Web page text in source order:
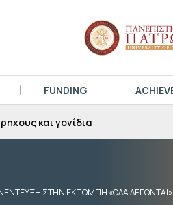
FUNDING
και γονίδια
ΣΤΗΝ ΕΚΠΟΜΠΗ «ΟΛΑ